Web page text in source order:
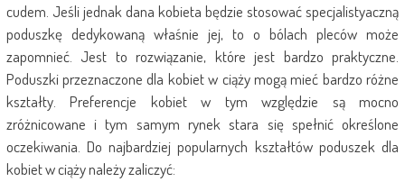
cudem. Jeśli jednak dana kobieta będzie stosować specjalistyaczną
poduszkę dedykowaną właśnie jej, to o bólach pleców może
zapomnieć. Jest to rozwiązanie, które jest bardzo praktyczne.
Poduszki przeznaczone dla kobiet w ciąży mogą mieć bardzo różne
kształty. Preferencje kobiet w tym względzie są mocno
zróżnicowane i tym samym rynek stara się spełnić określone
oczekiwania. Do najbardziej popularnych kształtów poduszek dla
kobiet w ciąży należy zaliczyć: